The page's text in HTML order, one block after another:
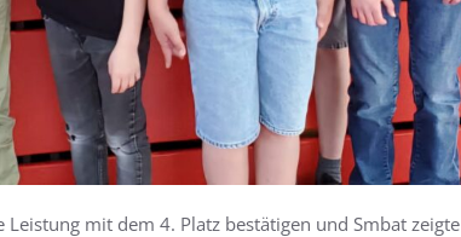
mit dem 4. Platz bestätigen und Smbat zeigte